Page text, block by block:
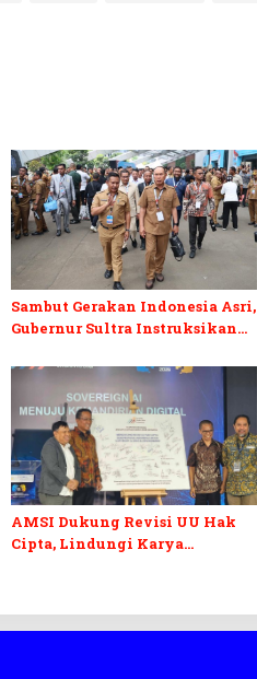
Sambut Gerakan Indonesia Asri,
Gubernur Sultra Instruksikan
Semrawut
AMSI Dukung Revisi UU Hak
Cipta, Lindungi Karya